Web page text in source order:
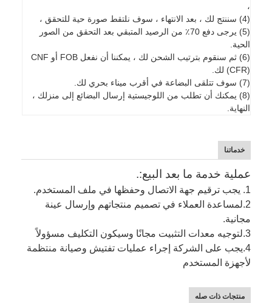
،
(4) سننتج لك ، بعد الانتهاء ، سوف نلتقط صورة حية للتحقق ،
(5) يرجى دفع 70٪ من الرصيد المتبقي بعد التحقق من الصور
الحية.
(6) ثم سنقوم بترتيب الشحن لك ، يمكننا أن نفعل FOB أو CNF
(CFR) لك.
(7) سوف تتلقى البضاعة في أقرب ميناء بحري لك.
(8) يمكنك أن تطلب من اللوجيستية إرسال البضائع إلى منزلك ،
النهاية.
خدماتنا
عملية خدمة ما بعد البيع:.
1. يجب ترقيم جهة الاتصال وحفظها في ملف المستخدم.
2. لمساعدة العملاء في تصميم منتجاتهم وإرسال عينة
مجانية.
3. لتوجيه معدات التثبيت مجانًا وسيكون التكليف مسؤولاً
4. يجب على الشركة إجراء عمليات تفتيش وصيانة منتظمة
لأجهزة المستخدم
منتجات ذات صله